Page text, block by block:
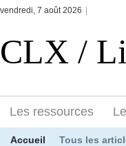
vendredi, 7 août 2026
CLX /
Les ressources
Accueil Tous les